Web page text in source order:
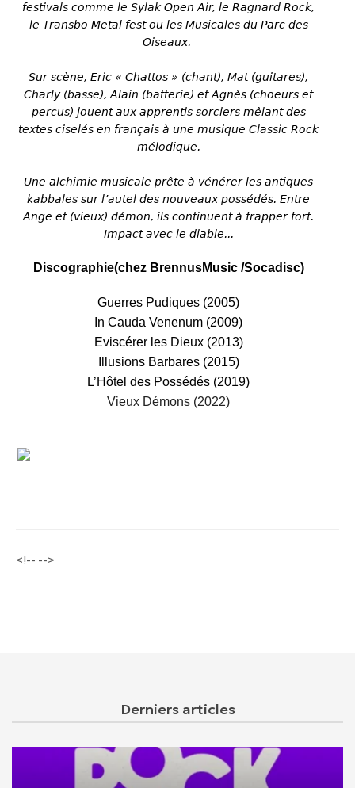
festivals comme le Sylak Open Air, le Ragnard Rock,
le Transbo Metal fest ou les Musicales du Parc des
Oiseaux.
Sur scène, Eric « Chattos » (chant), Mat (guitares),
Charly (basse), Alain (batterie) et Agnès (choeurs et
percus) jouent aux apprentis sorciers mêlant des
textes ciselés en français à une musique Classic Rock
mélodique.
Une alchimie musicale prête à vénérer les antiques
kabbales sur l’autel des nouveaux possédés. Entre
Ange et (vieux) démon, ils continuent à frapper fort.
Impact avec le diable...
Discographie(chez BrennusMusic /Socadisc)
Guerres Pudiques (2005)
In Cauda Venenum (2009)
Eviscérer les Dieux (2013)
Illusions Barbares (2015)
L’Hôtel des Possédés (2019)
Vieux Démons (2022)
<!-- -->
Derniers articles